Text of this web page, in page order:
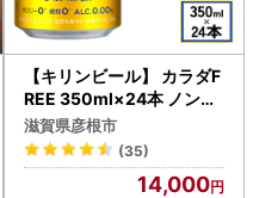
【キリンビール】 カラダF
REE 350ml×24本 ノンア
ルコール ノンアル 糖類0
カロリー0
滋賀県彦根市
(35)
14,000